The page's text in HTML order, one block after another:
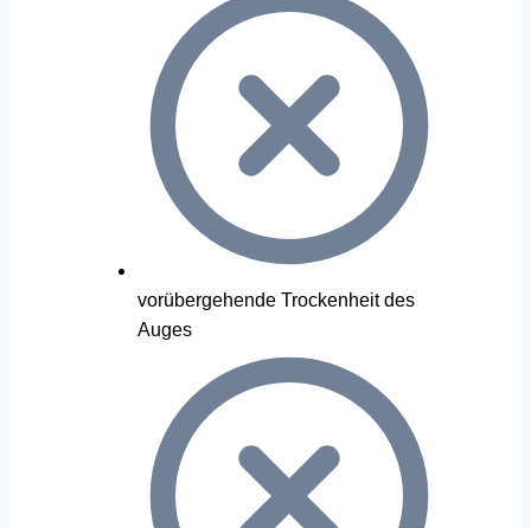
vorübergehende Trockenheit des
Auges